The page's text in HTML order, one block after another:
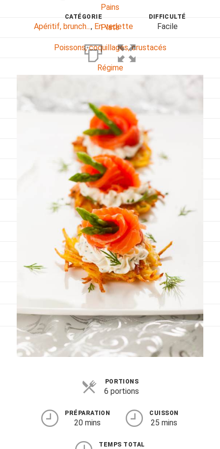
Pains
Plats
Poissons, coquillages, crustacés
Régime
Sans lactose
Sans sel
Sauces et accompagnements
Végétarien
Viandes
Pratique
Mesures conversions
Lexique des différents termes de cuisine
Service du vin
Contact
Mes livres
Politique de cookies (UE)
CATÉGORIE
Apéritif, brunch..., En vedette
DIFFICULTÉ
Facile
PORTIONS
6 portions
PRÉPARATION
20 mins
CUISSON
25 mins
TEMPS TOTAL